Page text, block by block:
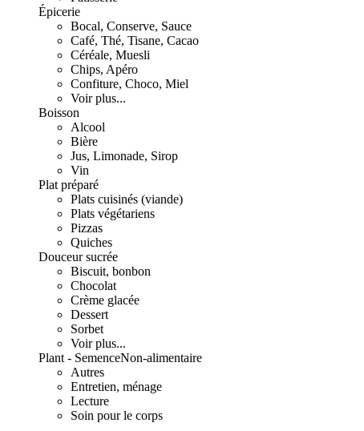
Épicerie
Bocal, Conserve, Sauce
Café, Thé, Tisane, Cacao
Céréale, Muesli
Chips, Apéro
Confiture, Choco, Miel
Voir plus...
Boisson
Alcool
Bière
Jus, Limonade, Sirop
Vin
Plat préparé
Plats cuisinés (viande)
Plats végétariens
Pizzas
Quiches
Douceur sucrée
Biscuit, bonbon
Chocolat
Crème glacée
Dessert
Sorbet
Voir plus...
Plant - SemenceNon-alimentaire
Autres
Entretien, ménage
Lecture
Soin pour le corps